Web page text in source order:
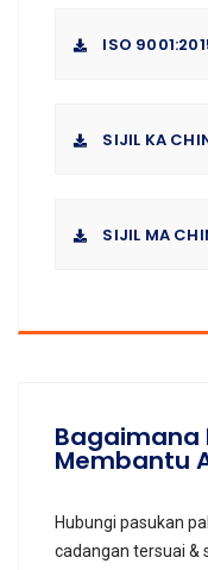
ISO
SIJIL KA
SIJIL MA
Bagaimana
Membantu
Hubungi pasukan
cadangan tersuai &